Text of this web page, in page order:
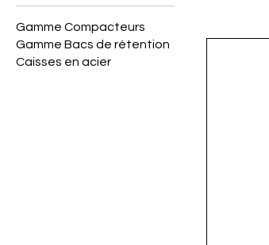
Gamme Compacteurs
Gamme Bacs de rétention
Caisses en acier